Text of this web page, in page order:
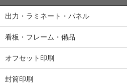
出力・ラミネート・パネル
看板・フレーム・備品
オフセット印刷
封筒印刷